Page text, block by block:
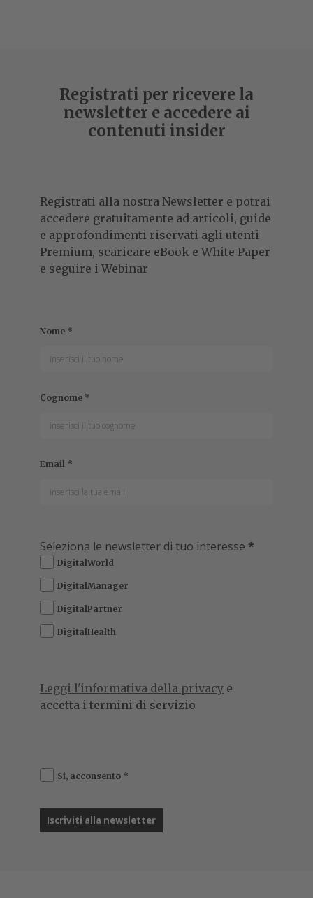
Registrati per ricevere la
newsletter e accedere ai
contenuti insider
Registrati alla nostra Newsletter e potrai
accedere gratuitamente ad articoli, guide
e approfondimenti riservati agli utenti
Premium, scaricare eBook e White Paper
e seguire i Webinar
Nome *
Cognome *
Email *
Seleziona le newsletter di tuo interesse *
DigitalWorld
DigitalManager
DigitalPartner
DigitalHealth
Leggi l'informativa della privacy e
accetta i termini di servizio
Si, acconsento *